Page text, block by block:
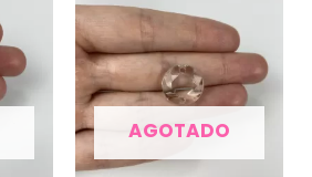
AGOTADO